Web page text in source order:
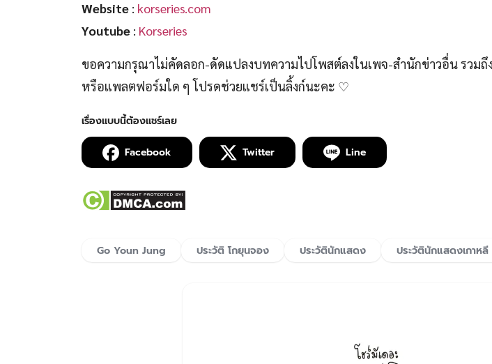
Website : korseries.com
Youtube : Korseries
ขอความกรุณาไม่คัดลอก-ดัดแปลงบทความไปโพสต์ลงในเพจ-สำนักข่าวอื่น รวมถึ
หรือแพลตฟอร์มใด ๆ โปรดช่วยแชร์เป็นลิ้งก์นะคะ ♡
Facebook Twitter Line
Go Youn Jung ประวัติ โกยุนจอง ประวัตินักแสดง ประวัตินักแสดงเกาหลี